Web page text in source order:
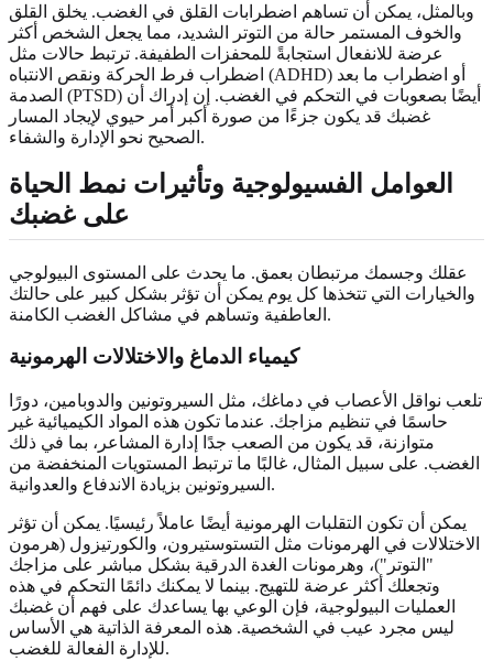
وبالمثل، يمكن أن تساهم اضطرابات القلق في الغضب. يخلق القلق
والخوف المستمر حالة من التوتر الشديد، مما يجعل الشخص أكثر
عرضة للانفعال استجابةً للمحفزات الطفيفة. ترتبط حالات مثل
اضطراب فرط الحركة ونقص الانتباه (ADHD) أو اضطراب ما بعد
الصدمة (PTSD) أيضًا بصعوبات في التحكم في الغضب. إن إدراك أن
غضبك قد يكون جزءًا من صورة أكبر أمر حيوي لإيجاد المسار
الصحيح نحو الإدارة والشفاء.
العوامل الفسيولوجية وتأثيرات نمط الحياة
على غضبك
عقلك وجسمك مرتبطان بعمق. ما يحدث على المستوى البيولوجي
والخيارات التي تتخذها كل يوم يمكن أن تؤثر بشكل كبير على حالتك
العاطفية وتساهم في مشاكل الغضب الكامنة.
كيمياء الدماغ والاختلالات الهرمونية
تلعب نواقل الأعصاب في دماغك، مثل السيروتونين والدوبامين، دورًا
حاسمًا في تنظيم مزاجك. عندما تكون هذه المواد الكيميائية غير
متوازنة، قد يكون من الصعب جدًا إدارة المشاعر، بما في ذلك
الغضب. على سبيل المثال، غالبًا ما ترتبط المستويات المنخفضة من
السيروتونين بزيادة الاندفاع والعدوانية.
يمكن أن تكون التقلبات الهرمونية أيضًا عاملاً رئيسيًا. يمكن أن تؤثر
الاختلالات في الهرمونات مثل التستوستيرون، والكورتيزول (هرمون
"التوتر")، وهرمونات الغدة الدرقية بشكل مباشر على مزاجك
وتجعلك أكثر عرضة للتهيج. بينما لا يمكنك دائمًا التحكم في هذه
العمليات البيولوجية، فإن الوعي بها يساعدك على فهم أن غضبك
ليس مجرد عيب في الشخصية. هذه المعرفة الذاتية هي الأساس
للإدارة الفعالة للغضب.